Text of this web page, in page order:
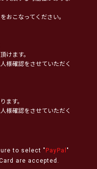
おこなってください。
けます。
様確認をさせていただく
ます。
様確認をさせていただく
to select " PayPal "
are accepted.